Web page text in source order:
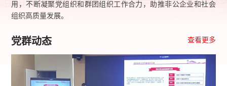
用，不断凝聚党组织和群团组织工作合力，助推非公企业和社会
组织高质量发展。
党群动态 查看更多